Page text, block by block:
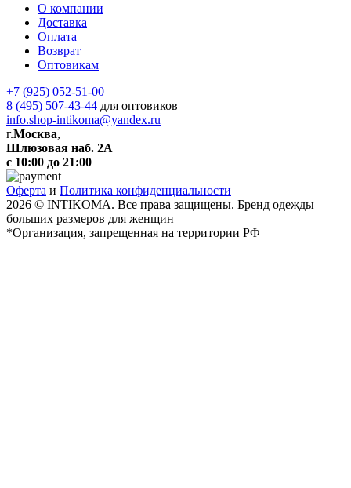
О компании
Доставка
Оплата
Возврат
Оптовикам
+7 (925) 052-51-00
8 (495) 507-43-44 для оптовиков
info.shop-intikoma@yandex.ru
г.Москва,
Шлюзовая наб. 2А
с 10:00 до 21:00
Оферта и Политика конфиденциальности
2026 © INTIKOMA. Все права защищены. Бренд одежды
больших размеров для женщин
*Организация, запрещенная на территории РФ